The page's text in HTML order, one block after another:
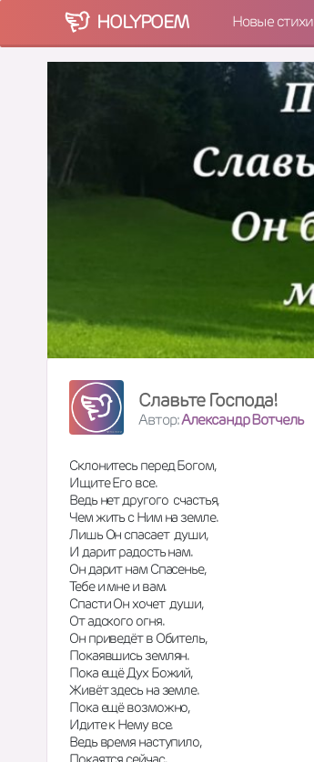
HOLYPOEM Новые стихи
Славьте Господа!
Автор:Александр Вотчель
Склонитесь перед Богом,
Ищите Его все.
Ведь нет другого  счастья,
Чем жить с Ним на земле.
Лишь Он спасает  души,
И дарит радость нам.
Он дарит нам Спасенье,
Тебе и мне и вам.
Спасти Он хочет  души,
От адского огня.
Он приведёт в Обитель,
Покаявшись землян.
Пока ещё Дух Божий,
Живёт здесь на земле.
Пока ещё возможно,
Идите к Нему все.
Ведь время наступило,